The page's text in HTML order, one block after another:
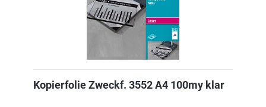
Kopierfolie Zweckf. 3552 A4 100my klar